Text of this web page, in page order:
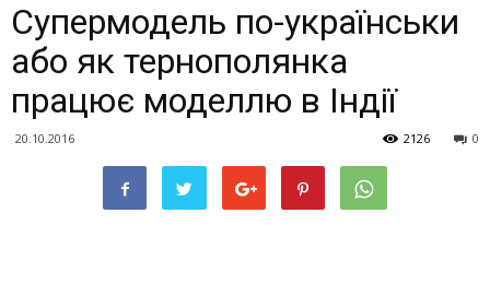
Супермодель по-українськи
або як тернополянка
працює моделлю в Індії
20.10.2016 0
2126